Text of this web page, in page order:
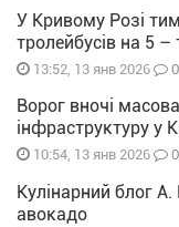
У Кривому Розі
тролейбусів на 5
13:52, 13 янв 2026 0
Ворог вночі
інфраструктуру у
10:54, 13 янв 2026 0
Кулінарний блог
авокадо